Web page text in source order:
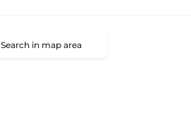
Search in map area